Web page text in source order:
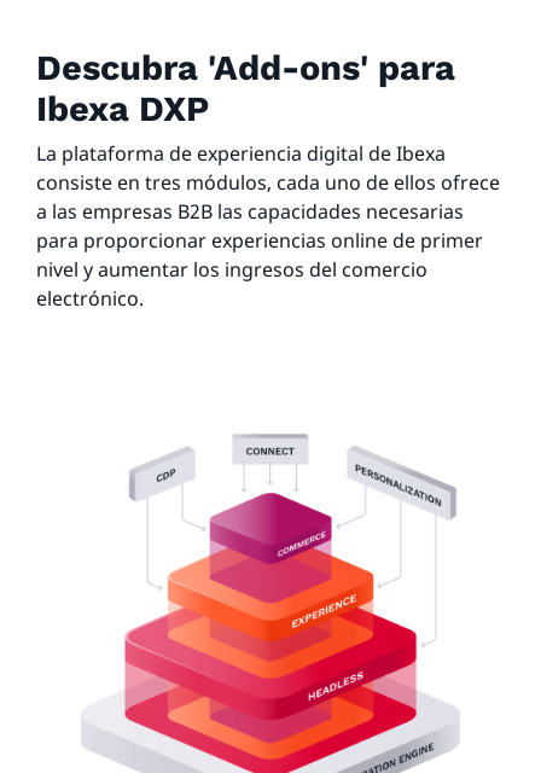
Descubra 'Add-ons' para
Ibexa DXP
La plataforma de experiencia digital de Ibexa
consiste en tres módulos, cada uno de ellos ofrece
a las empresas B2B las capacidades necesarias
para proporcionar experiencias online de primer
nivel y aumentar los ingresos del comercio
electrónico.